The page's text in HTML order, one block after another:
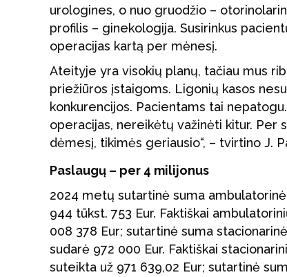
urologines, o nuo gruodžio –
profilis – ginekologija. Susirinkus
operacijas kartą per mėnesį.
Ateityje yra visokių planų, tačiau mus
priežiūros įstaigoms. Ligonių kasos
konkurencijos. Pacientams tai
operacijas, nereikėtų važinėti kitur. Per
dėmesį, tikimės geriausio“, – tvirtino J.
Paslaugų – per 4 milijonus
2024 metų sutartinė suma
944 tūkst. 753 Eur. Faktiškai
008 378 Eur; sutartinė suma
sudarė 972 000 Eur. Faktiškai
suteikta už 971 639,02 Eur; sutartinė